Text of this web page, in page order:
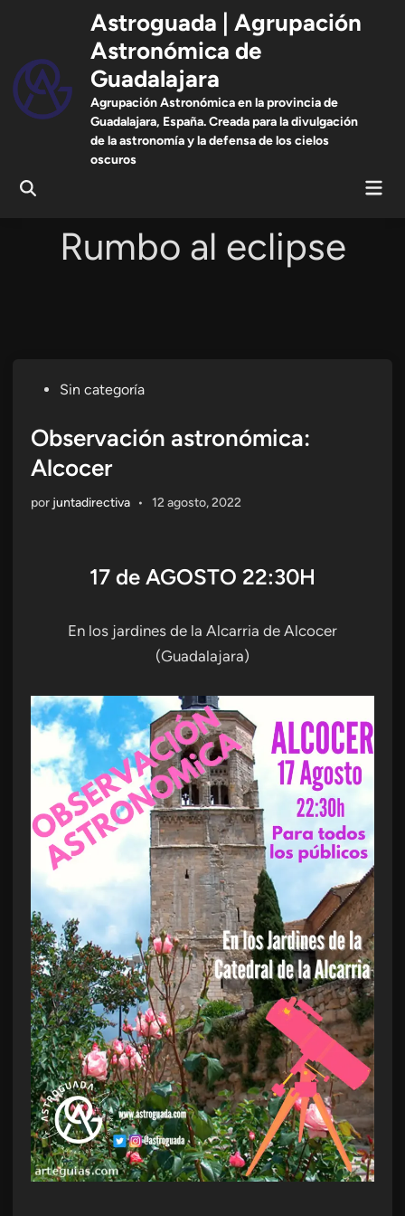
Astroguada | Agrupación
Astronómica de
Guadalajara
Agrupación Astronómica en la provincia de
Guadalajara, España. Creada para la divulgación
de la astronomía y la defensa de los cielos
oscuros
Abrir
Rumbo al eclipse
Publicado
Sin categoría
Observación astronómica:
Alcocer
por juntadirectiva • 12 agosto, 2022
17 de AGOSTO 22:30H
En los jardines de la Alcarria de Alcocer
(Guadalajara)